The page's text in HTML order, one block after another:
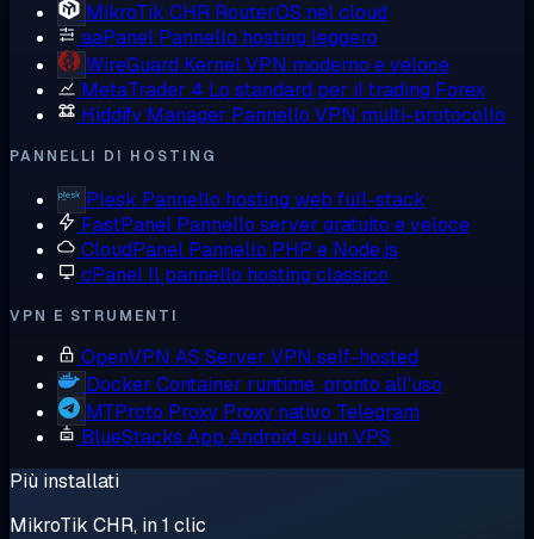
MikroTik CHR RouterOS nel cloud
aaPanel Pannello hosting leggero
WireGuard Kernel VPN moderno e veloce
MetaTrader 4 Lo standard per il trading Forex
Hiddify Manager Pannello VPN multi-protocollo
PANNELLI DI HOSTING
Plesk Pannello hosting web full-stack
FastPanel Pannello server gratuito e veloce
CloudPanel Pannello PHP e Node.js
cPanel Il pannello hosting classico
VPN E STRUMENTI
OpenVPN AS Server VPN self-hosted
Docker Container runtime, pronto all'uso
MTProto Proxy Proxy nativo Telegram
BlueStacks App Android su un VPS
Più installati
MikroTik CHR, in 1 clic